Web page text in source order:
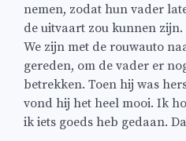
nemen, zodat hun vader
de uitvaart zou kunnen
We zijn met de rouwauto
gereden, om de vader er
betrekken. Toen hij was
vond hij het heel mooi. Ik
ik iets goeds heb gedaan.